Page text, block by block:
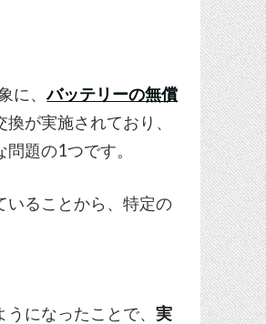
に、バッテリーの無償
が実施されており、
題の1つです。
いることから、特定の
うになったことで、実